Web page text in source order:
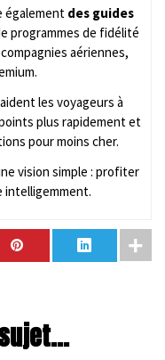
également des guides
programmes de fidélité
aériennes,
les voyageurs à
plus rapidement et
pour moins cher.
vision simple : profiter
intelligemment.